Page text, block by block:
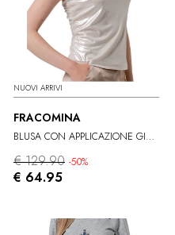
NUOVI ARRIVI
FRACOMINA
BLUSA CON APPLICAZIONE GIOIELLO
€ 129.90 -50%
€ 64.95